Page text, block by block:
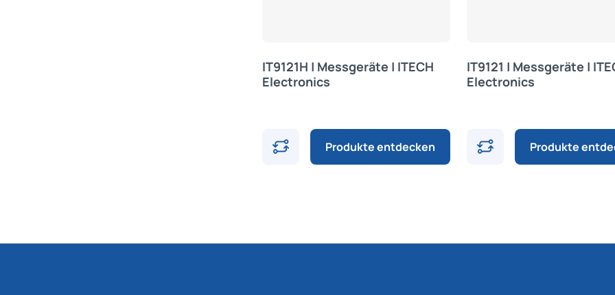
IT9121H | Messgeräte | ITECH
Electronics
Produkte entdecken
IT9121 | Messgeräte |
Electronics
Produkte